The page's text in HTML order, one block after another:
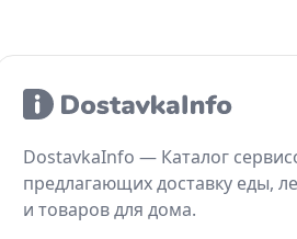
DostavkaInfo — Каталог
предлагающих доставку еды,
и товаров для дома.